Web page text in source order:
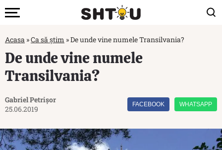
Acasa »Ca să știm »De unde vine numele Transilvania?
De unde vine numele
Transilvania?
Gabriel Petrișor
25.06.2019
FACEBOOK WHATSAPP